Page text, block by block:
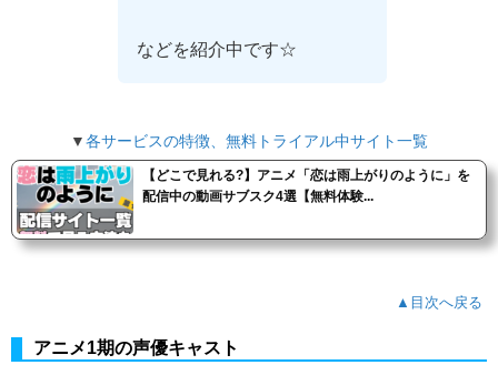
などを紹介中です☆
▼各サービスの特徴、無料トライアル中サイト一覧
【どこで見れる?】アニメ「恋は雨上がりのように」を
配信中の動画サブスク4選【無料体験...
▲目次へ戻る
アニメ1期の声優キャスト